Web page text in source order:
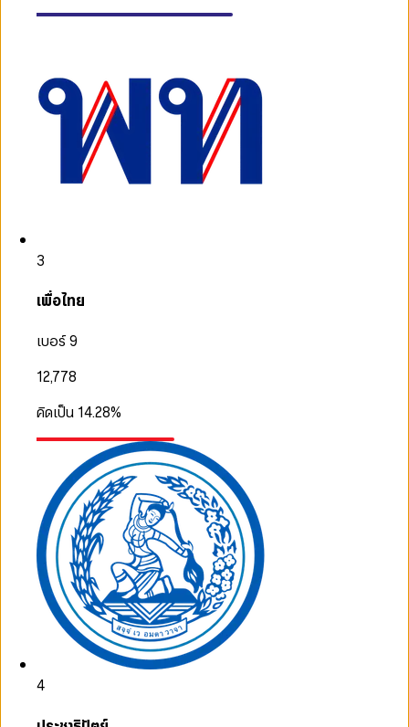
3
เพื่อไทย
เบอร์ 9
12,778
คิดเป็น 14.28%
4